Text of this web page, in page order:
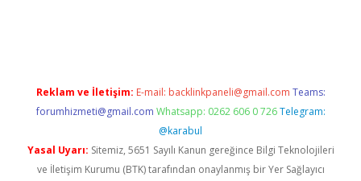
Reklam ve İletişim: E-mail: backlinkpaneli@gmail.com Teams:
forumhizmeti@gmail.com Whatsapp: 0262 606 0 726 Telegram:
@karabul
Yasal Uyarı: Sitemiz, 5651 Sayılı Kanun gereğince Bilgi Teknolojileri
ve İletişim Kurumu (BTK) tarafından onaylanmış bir Yer Sağlayıcı